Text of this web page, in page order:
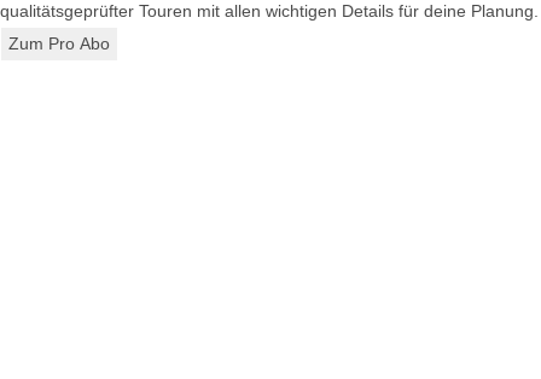
qualitätsgeprüfter Touren mit allen wichtigen Details für deine Planung.
Zum Pro Abo